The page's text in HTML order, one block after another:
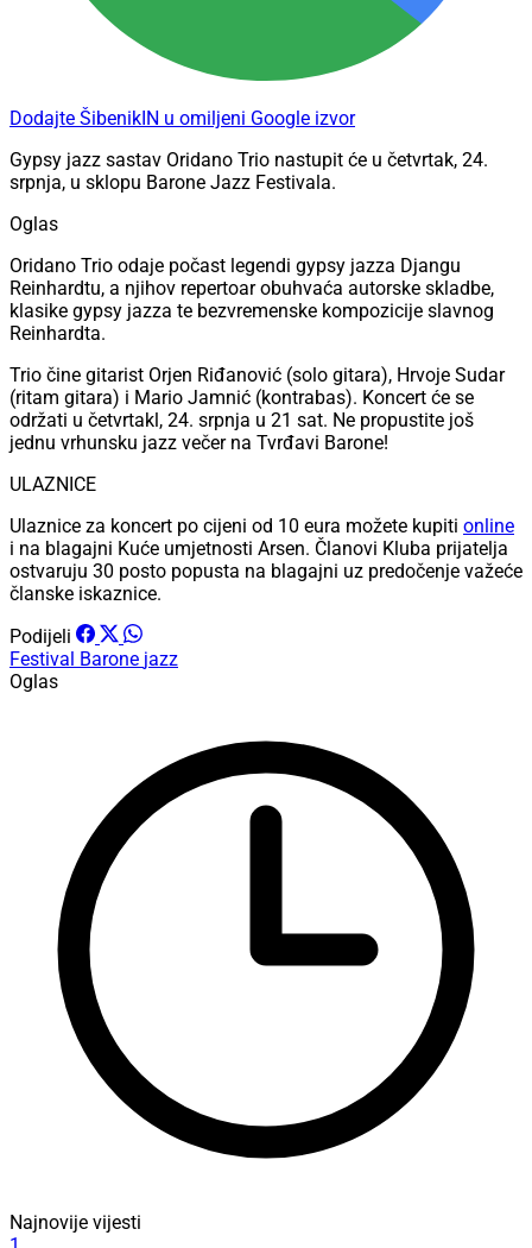
Dodajte ŠibenikIN u omiljeni Google izvor
Gypsy jazz sastav Oridano Trio nastupit će u četvrtak, 24.
srpnja, u sklopu Barone Jazz Festivala.
Oglas
Oridano Trio odaje počast legendi gypsy jazza Djangu
Reinhardtu, a njihov repertoar obuhvaća autorske skladbe,
klasike gypsy jazza te bezvremenske kompozicije slavnog
Reinhardta.
Trio čine gitarist Orjen Riđanović (solo gitara), Hrvoje Sudar
(ritam gitara) i Mario Jamnić (kontrabas). Koncert će se
održati u četvrtakl, 24. srpnja u 21 sat. Ne propustite još
jednu vrhunsku jazz večer na Tvrđavi Barone!
ULAZNICE
Ulaznice za koncert po cijeni od 10 eura možete kupiti online
i na blagajni Kuće umjetnosti Arsen. Članovi Kluba prijatelja
ostvaruju 30 posto popusta na blagajni uz predočenje važeće
članske iskaznice.
Podijeli
Festival Barone jazz
Oglas
Najnovije vijesti